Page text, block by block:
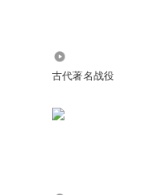
古代著名战役